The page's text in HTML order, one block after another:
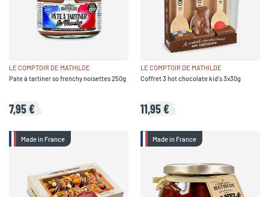
LE COMPTOIR DE MATHILDE
Pate à tartiner so frenchy noisettes 250g
7,95 €
LE COMPTOIR DE MATHILDE
Coffret 3 hot chocolate kid's 3x30g
11,95 €
Made in France Made in France